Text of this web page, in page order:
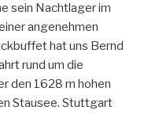
sein Nachtlager im
angenehmen
hat uns Bernd
rund um die
den 1628 m hohen
Stausee. Stuttgart